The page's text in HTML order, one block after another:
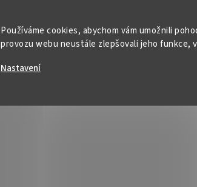
Používáme cookies, abychom vám umožnili
provozu webu neustále zlepšovali jeho funkce,
Nastavení